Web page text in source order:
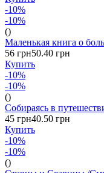
-10%
-10%
()
Маленькая книга о
56 грн50.40 грн
Купить
-10%
-10%
()
Собираясь в
45 грн40.50 грн
Купить
-10%
-10%
()